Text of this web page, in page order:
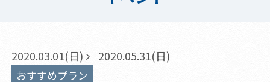
2020.03.01(日) 2020.05.31(日)
おすすめプラン